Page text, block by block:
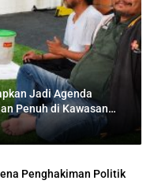
Jadi Agenda
Penuh di Kawasan
Penghakiman Politik